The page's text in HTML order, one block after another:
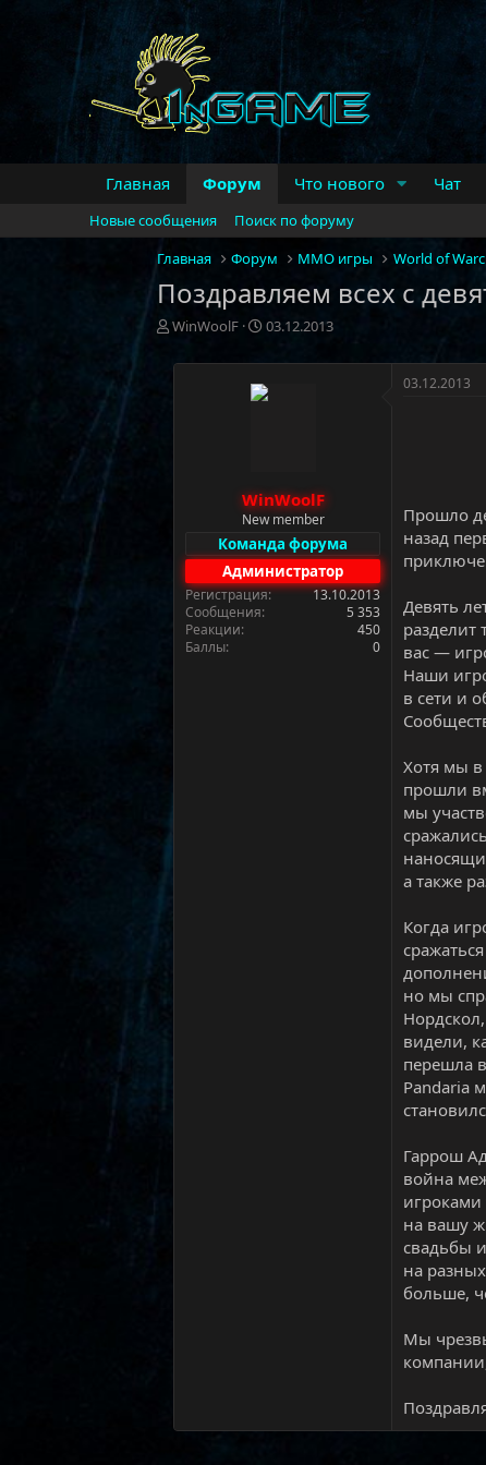
Главная Форум Что нового Чат
Новые сообщения
Поиск по форуму
Главная
Форум MMO игры World of
Поздравляем всех с
А
т
WinWoolF
Д
т
а
н
а
03.12.2013
WinWoolF
New member
Команда форума
Администратор
Регистрация
13.10.2013
Сообщения
5 353
Реакции
450
Баллы
0
03.12.2013
Прошло
назад
Девять
разделит
вас —
Наши
в сети и
Хотя мы
прошли
мы
а также
Когда
но мы
видели,
перешла
Pandaria
Гаррош
война
на вашу
свадьбы
на
больше,
Мы